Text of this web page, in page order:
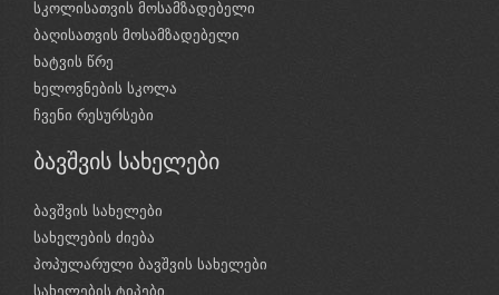
სკოლისათვის მოსამზადებელი
ბაღისათვის მოსამზადებელი
ხატვის წრე
ხელოვნების სკოლა
ჩვენი რესურსები
ბავშვის სახელები
ბავშვის სახელები
სახელების ძიება
პოპულარული ბავშვის სახელები
სახელების ტიპები